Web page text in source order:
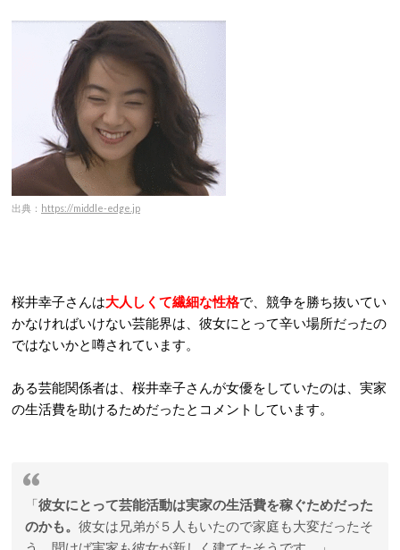
出典： https://middle-edge.jp
桜井幸子さんは大人しくて繊細な性格で、競争を勝ち抜いてい
かなければいけない芸能界は、彼女にとって辛い場所だったの
ではないかと噂されています。
ある芸能関係者は、桜井幸子さんが女優をしていたのは、実家
の生活費を助けるためだったとコメントしています。
「彼女にとって芸能活動は実家の生活費を稼ぐためだった
のかも。 彼女は兄弟が５人もいたので家庭も大変だったそ